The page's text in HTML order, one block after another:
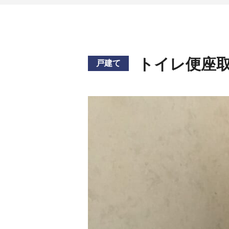
戸建て トイレ便座